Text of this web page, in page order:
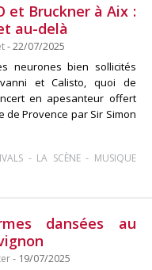
et Bruckner à Aix :
au-delà
- 22/07/2025
neurones bien sollicités
et Calisto, quoi de
en apesanteur offert
de Provence par Sir Simon
- LA SCÈNE- MUSIQUE
dansées au
- 19/07/2025